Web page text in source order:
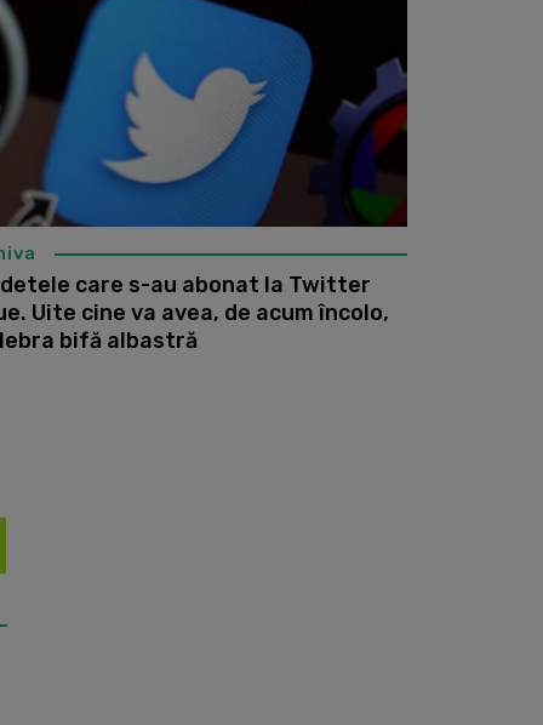
Grammy 2024. Ce
ținute speciale au
ales Taylor Swift și
Dua Lipa
care s-au abonat la Twitter
Uite cine va avea, de acum încolo,
bifă albastră